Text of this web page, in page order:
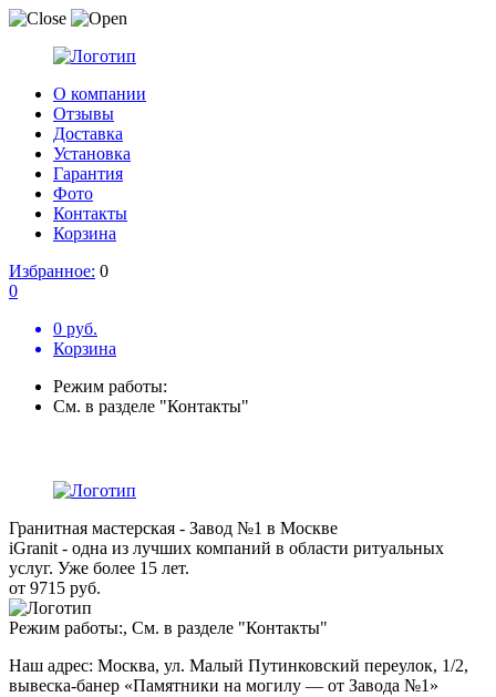
О компании
Отзывы
Доставка
Установка
Гарантия
Фото
Контакты
Корзина
Избранное: 0
0
0 руб.
Корзина
Режим работы:
См. в разделе "Контакты"
Гранитная мастерская - Завод №1 в Москве
iGranit - одна из лучших компаний в области ритуальных
услуг. Уже более 15 лет.
от 9715 руб.
Режим работы:, См. в разделе "Контакты"
Наш адрес: Москва, ул. Малый Путинковский переулок, 1/2,
вывеска-банер «Памятники на могилу — от Завода №1»